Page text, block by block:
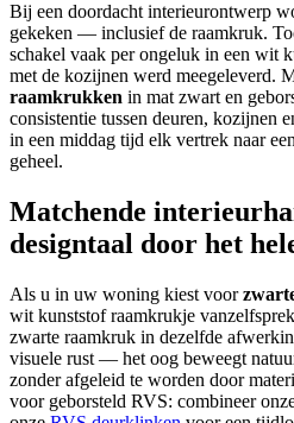
Bij een doordacht interieurontwerp
gekeken — inclusief de raamkruk.
schakel vaak per ongeluk in een wit
met de kozijnen werd meegeleverd.
raamkrukken in mat zwart en
consistentie tussen deuren, kozijnen
in een middag tijd elk vertrek naar
geheel.
Matchende
designtaal door het
Als u in uw woning kiest voor
wit kunststof raamkrukje
zwarte raamkruk in dezelfde
visuele rust — het oog beweegt
zonder afgeleid te worden door
voor geborsteld RVS: combineer